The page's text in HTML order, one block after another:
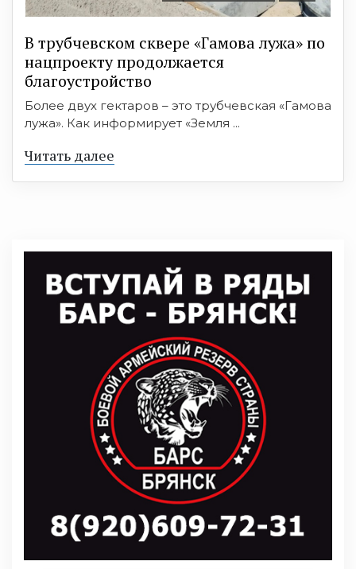
В трубчевском сквере «Гамова лужа» по
нацпроекту продолжается
благоустройство
Более двух гектаров – это трубчевская «Гамова
лужа». Как информирует «Земля ...
Читать далее